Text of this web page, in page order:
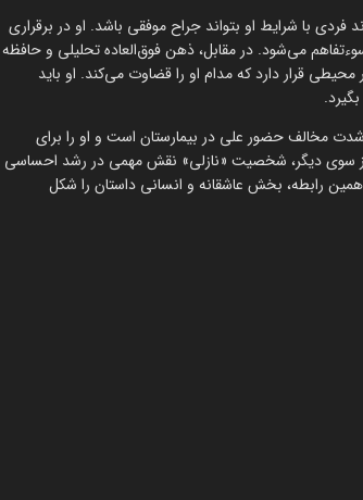
فردی با شرایط او بتواند جراح موفقی باشد. او در برقراری
می‌شود. در مقابل، ذهن فوق‌العاده تحلیلی و حافظه
قرار دارد که مدام او را قضاوت می‌کند. او باید
مخالف حضور علی در بیمارستان است و او را برای
از سوی دیگر، شخصیت «نازلی» نقش مهمی در رشد احساسی
رابطه، بخش عاشقانه و انسانی داستان را شکل